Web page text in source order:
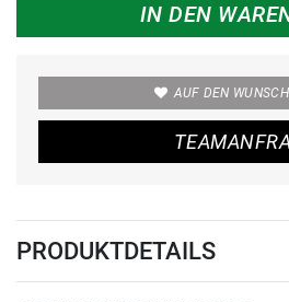
IN DEN
AUF DEN
PRODUKTDETAILS